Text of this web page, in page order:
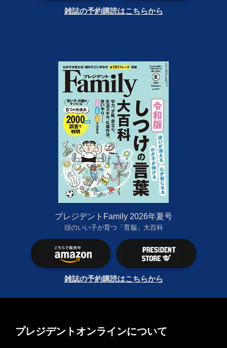
雑誌の予約購読はこちらから
プレジデントFamily 2026年夏号
頭のいい子が育つ「育脳」大百科
雑誌の予約購読はこちらから
プレジデントオンラインについて